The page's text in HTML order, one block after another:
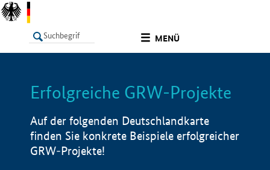
MENÜ
LISTE Info
Erfolgreiche GRW-Projekte
Auf der folgenden Deutschlandkarte
finden Sie konkrete Beispiele erfolgreicher
GRW-Projekte!